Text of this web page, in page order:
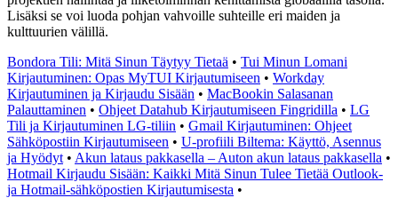
Lisäksi se voi luoda pohjan vahvoille suhteille eri maiden ja
kulttuurien välillä.
Bondora Tili: Mitä Sinun Täytyy Tietaä • Tui Minun Lomani
Kirjautuminen: Opas MyTUI Kirjautumiseen • Workday
Kirjautuminen ja Kirjaudu Sisään • MacBookin Salasanan
Palauttaminen • Ohjeet Datahub Kirjautumiseen Fingridilla • LG
Tili ja Kirjautuminen LG-tiliin • Gmail Kirjautuminen: Ohjeet
Sähköpostiin Kirjautumiseen • U-profiili Biltema: Käyttö, Asennus
ja Hyödyt • Akun lataus pakkasella – Auton akun lataus pakkasella •
Hotmail Kirjaudu Sisään: Kaikki Mitä Sinun Tulee Tietää Outlook-
ja Hotmail-sähköpostien Kirjautumisesta •